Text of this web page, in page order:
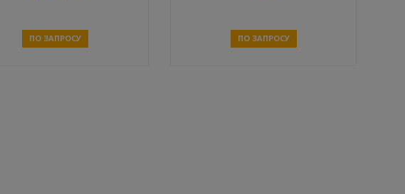
ПО ЗАПРОСУ ПО ЗАПРОСУ